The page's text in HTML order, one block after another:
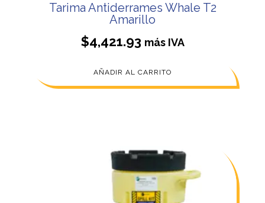
Tarima Antiderrames Whale T2
Amarillo
$4,421.93 más IVA
AÑADIR AL CARRITO